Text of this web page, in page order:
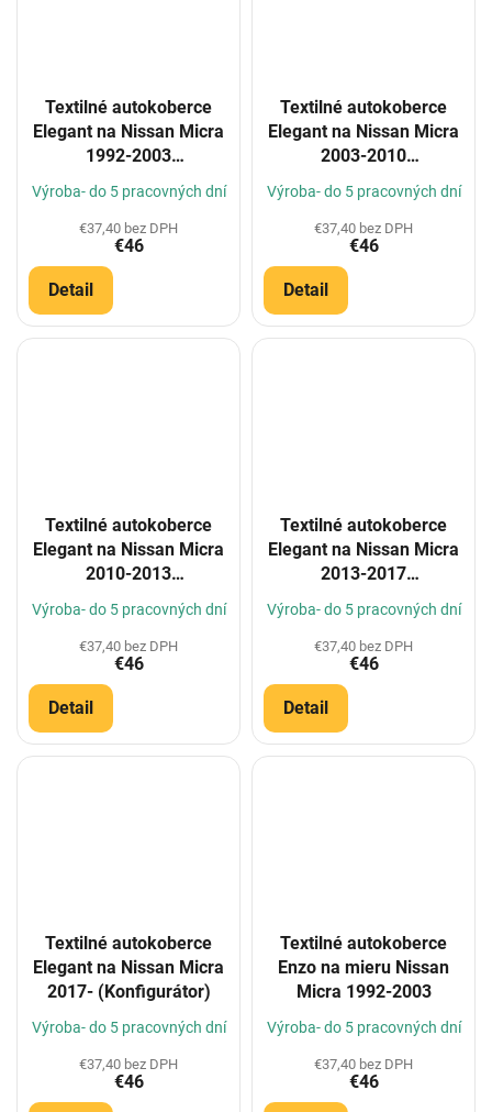
Textilné autokoberce
Elegant na Nissan Micra
1992-2003
(Konfigurátor)
Výroba- do 5 pracovných dní
€37,40 bez DPH
€46
Detail
Textilné autokoberce
Elegant na Nissan Micra
2003-2010
(Konfigurátor)
Výroba- do 5 pracovných dní
€37,40 bez DPH
€46
Detail
Textilné autokoberce
Elegant na Nissan Micra
2010-2013
(Konfigurátor)
Výroba- do 5 pracovných dní
€37,40 bez DPH
€46
Detail
Textilné autokoberce
Elegant na Nissan Micra
2013-2017
(Konfigurátor)
Výroba- do 5 pracovných dní
€37,40 bez DPH
€46
Detail
Textilné autokoberce
Elegant na Nissan Micra
2017- (Konfigurátor)
Výroba- do 5 pracovných dní
€37,40 bez DPH
€46
Textilné autokoberce
Enzo na mieru Nissan
Micra 1992-2003
Výroba- do 5 pracovných dní
€37,40 bez DPH
€46